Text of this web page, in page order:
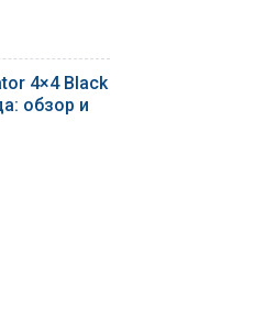
4×4 Black
обзор и